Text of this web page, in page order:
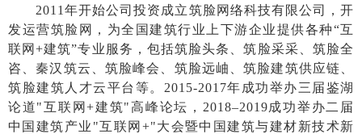
2011年开始公司投资成立筑 脸网络科技有限公司 ，开
发运营筑脸网，为全国建筑行业上下游企业提供各种“互
联网+建筑”专业服务，包括筑脸头条、筑脸采采、筑脸全
咨、秦汉筑云、筑脸峰会、筑脸远岫
、筑脸建筑供应链、
筑脸建筑人才云平台 等。 2015-2017年成功举办三届鉴湖
论道"互联网+建筑"高峰论坛 ， 2018–2019成功举办二届
中国建筑产业"互联网+"大会暨中国建筑与建材新技术新